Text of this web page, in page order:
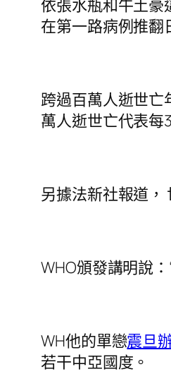
依張水瓶和牛土豪
在第一路病例推翻
跨過百萬人逝世
萬人逝世亡代表每
另據法新社報道，
WHO頒發講明說
WH他的單戀震旦
若干中亞國度。